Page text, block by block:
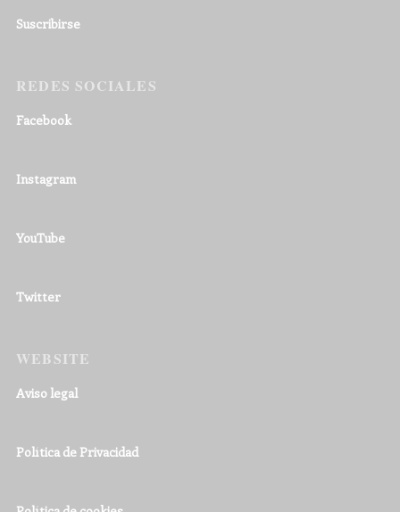
Suscribirse
REDES SOCIALES
Facebook
Instagram
YouTube
Twitter
WEBSITE
Aviso legal
Política de Privacidad